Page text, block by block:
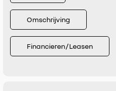
Omschrijving
Financieren / Leasen